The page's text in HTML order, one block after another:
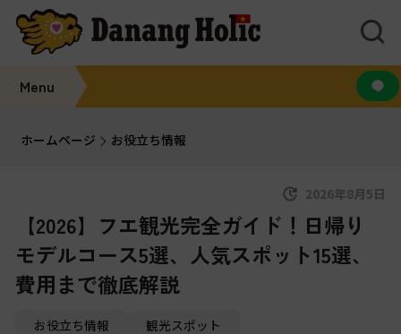
Menu
ホームページ お役立ち情報
2026年8月5日
【2026】フエ観光完全ガイド！日帰り
モデルコース5選、人気スポット15選、
費用まで徹底解説
お役立ち情報 観光スポット